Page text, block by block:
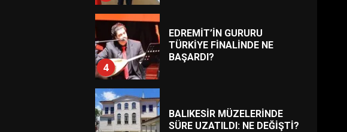
4
EDREMİT’İN GURURU
TÜRKİYE FİNALİNDE NE
BAŞARDI?
BALIKESİR MÜZELERİNDE
SÜRE UZATILDI: NE DEĞİŞTİ?